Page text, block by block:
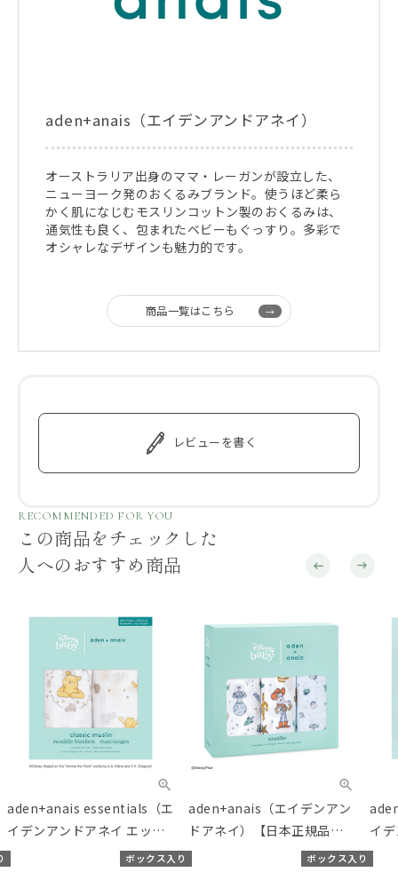
aden+anais（エイデンアンドアネイ）
オーストラリア出身のママ・レーガンが設立した、
ニューヨーク発のおくるみブランド。使うほど柔ら
かく肌になじむモスリンコットン製のおくるみは、
通気性も良く、包まれたベビーもぐっすり。多彩で
オシャレなデザインも魅力的です。
商品一覧はこちら
レビューを書く
RECOMMENDED FOR YOU
この商品をチェックした
人へのおすすめ商品
aden+anais essentials（エ
イデンアンドアネイ エッセ
ンシャルズ）【日本正規ボックス入り
aden+anais（エイデンアン
ドアネイ）【日本正規品】
モスリンコットン おくるみ
ボックス入り
イ
ン